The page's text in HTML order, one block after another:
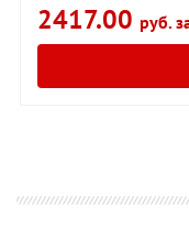
2417.00 руб.